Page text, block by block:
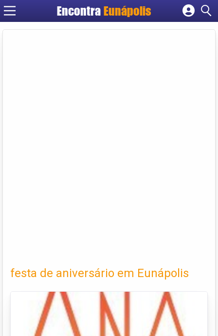
EncontraEunápolis
Cadastrar empresa
festa de aniversário em Eunápolis